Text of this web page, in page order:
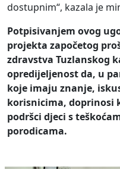
dostupnim“, kazala je
Potpisivanjem ovog
projekta započetog
zdravstva Tuzlanskog
opredijeljenost da, u
koje imaju znanje,
korisnicima,
podršci djeci s
porodicama.